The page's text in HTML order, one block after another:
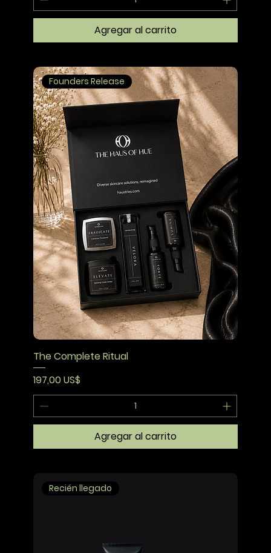
Agregar al carrito
Founders Release
The Complete Ritual
Precio
197,00 US$
Agregar al carrito
Recién llegado